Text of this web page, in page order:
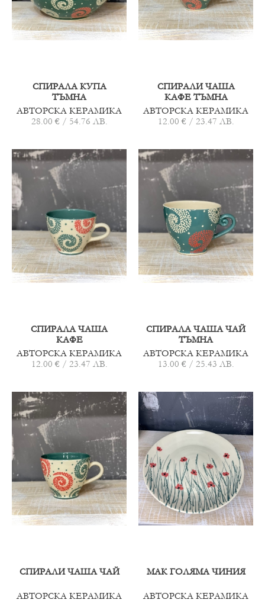
СПИРАЛА КУПА
ТЪМНА
АВТОРСКА КЕРАМИКА
28.00 € / 54.76 ЛВ.
СПИРАЛИ ЧАША
КАФЕ ТЪМНА
АВТОРСКА КЕРАМИКА
12.00 € / 23.47 ЛВ.
СПИРАЛА ЧАША
КАФЕ
АВТОРСКА КЕРАМИКА
12.00 € / 23.47 ЛВ.
СПИРАЛА ЧАША ЧАЙ
ТЪМНА
АВТОРСКА КЕРАМИКА
13.00 € / 25.43 ЛВ.
СПИРАЛИ ЧАША ЧАЙ
АВТОРСКА КЕРАМИКА
МАК ГОЛЯМА ЧИНИЯ
АВТОРСКА КЕРАМИКА